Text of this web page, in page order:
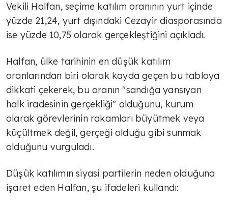
Vekili Halfan, seçime katılım oranının yurt içinde
yüzde 21,24, yurt dışındaki Cezayir diasporasında
ise yüzde 10,75 olarak gerçekleştiğini açıkladı.
Halfan, ülke tarihinin en düşük katılım
oranlarından biri olarak kayda geçen bu tabloya
dikkati çekerek, bu oranın "sandığa yansıyan
halk iradesinin gerçekliği" olduğunu, kurum
olarak görevlerinin rakamları büyütmek veya
küçültmek değil, gerçeği olduğu gibi sunmak
olduğunu vurguladı.
Düşük katılımın siyasi partilerin neden olduğuna
işaret eden Halfan, şu ifadeleri kullandı: